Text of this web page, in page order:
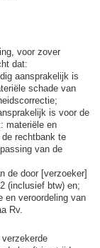
voor zover
dat:
aansprakelijk is
schade van
is voor de
materiële en
rechtbank te
van de
de door [verzoeker]
(inclusief btw) en;
en veroordeling van
Rv.